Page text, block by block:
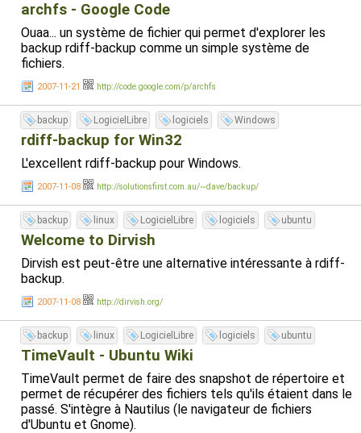
archfs - Google Code
Ouaa... un système de fichier qui permet d'explorer les
backup rdiff-backup comme un simple système de
fichiers.
2007-11-21 http://code.google.com/p/archfs
backup LogicielLibre logiciels Windows
rdiff-backup for Win32
L'excellent rdiff-backup pour Windows.
2007-11-08 http://solutionsfirst.com.au/~dave/backup/
backup linux LogicielLibre logiciels ubuntu
Welcome to Dirvish
Dirvish est peut-être une alternative intéressante à rdiff-
backup.
2007-11-08 http://dirvish.org/
backup linux LogicielLibre logiciels ubuntu
TimeVault - Ubuntu Wiki
TimeVault permet de faire des snapshot de répertoire et
permet de récupérer des fichiers tels qu'ils étaient dans le
passé. S'intègre à Nautilus (le navigateur de fichiers
d'Ubuntu et Gnome).